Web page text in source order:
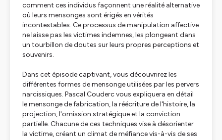
comment ces individus façonnent une réalité alternative
où leurs mensonges sont érigés en vérités
incontestables. Ce processus de manipulation affective
ne laisse pas les victimes indemnes, les plongeant dans
un tourbillon de doutes sur leurs propres perceptions et
souvenirs.
Dans cet épisode captivant, vous découvrirez les
différentes formes de mensonge utilisées par les pervers
narcissiques. Pascal Couderc vous expliquera en détail
le mensonge de fabrication, la réécriture de l'histoire, la
projection, l'omission stratégique et la conviction
partielle. Chacune de ces techniques vise à désorienter
la victime, créant un climat de méfiance vis-à-vis de ses